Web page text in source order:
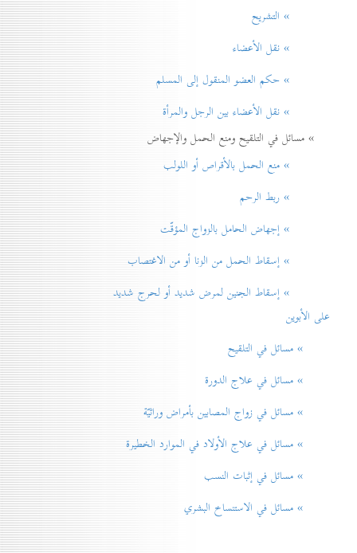
» التشريح
» نقل الأعضاء
» حكم العضو المنقول إلی المسلم
» نقل الأعضاء بين الرجل والمرأة
» مسائل في التلقيح ومنع الحمل والإجهاض
» منع الحمل بالأقراص أو اللولب
» ربط الرحم
» إجهاض الحامل بالزواج المؤقّت
» إسقاط الحمل من الزنا أو من الاغتصاب
» إسقاط الجنين لمرض شديد أو لحرج شديد
على الأبوين
» مسائل في التلقيح
» مسائل في علاج الدورة
» مسائل في زواج المصابين بأمراض وراثيّة
» مسائل في علاج الأولاد في الموارد الخطيرة
» مسائل في إثبات النسب
» مسائل في الاستنساخ البشري